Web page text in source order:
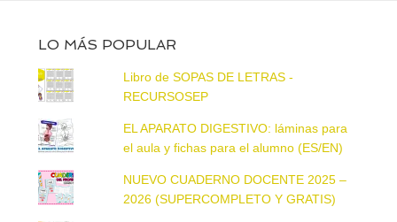
LO MÁS POPULAR
Libro de SOPAS DE LETRAS -
RECURSOSEP
EL APARATO DIGESTIVO: láminas para
el aula y fichas para el alumno (ES/EN)
NUEVO CUADERNO DOCENTE 2025 –
2026 (SUPERCOMPLETO Y GRATIS)